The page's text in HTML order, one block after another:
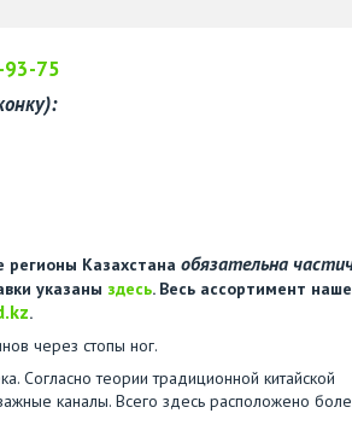
93-75
регионы Казахстана обязательна
указаны здесь. Весь ассортимент
.
через стопы ног.
Согласно теории традиционной китайской
каналы. Всего здесь расположено